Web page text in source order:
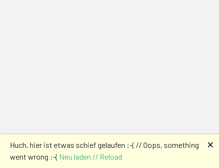
Huch, hier ist etwas schief gelaufen :-( // Oops, something
went wrong :-( Neu laden // Reload
🗙